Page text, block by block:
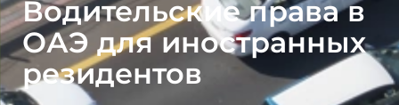
Водительские права в
ОАЭ для иностранных
резидентов